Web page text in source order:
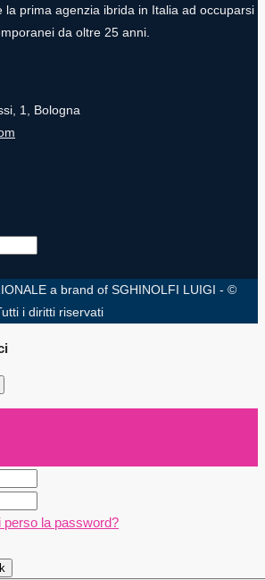
la prima agenzia ibrida in Italia ad occuparsi
da oltre 25 anni.
1, Bologna
a brand of SGHINOLFI LUIGI - ©
i diritti riservati
perso la password?